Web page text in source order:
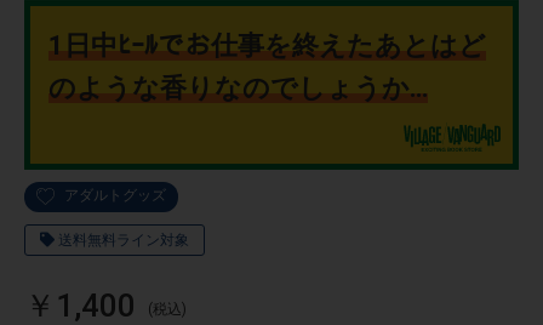
アダルトグッズ
送料無料ライン対象
1日中ﾋｰﾙでお仕事を終えたあとはど
のような香りなのでしょうか…
￥1,400 (税込)